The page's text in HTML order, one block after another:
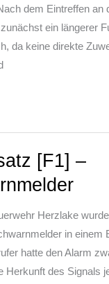
dem Eintreffen an
ein längerer
da keine direkte
[F1] –
Herzlake
in einem
hatte den Alarm
Herkunft des Signals